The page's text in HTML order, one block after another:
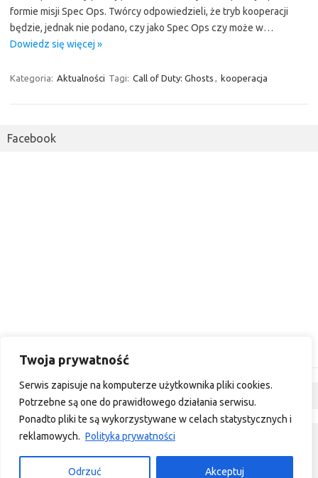
Twoja prywatność
Serwis zapisuje na komputerze użytkownika pliki cookies.
Potrzebne są one do prawidłowego działania serwisu.
Ponadto pliki te są wykorzystywane w celach statystycznych i
reklamowych. Polityka prywatności
Odrzuć Akceptuj
formie misji Spec Ops. Twórcy odpowiedzieli, że tryb kooperacji
będzie, jednak nie podano, czy jako Spec Ops czy może w…
Dowiedz się więcej »
Kategoria: Aktualności Tagi: Call of Duty: Ghosts kooperacja
Facebook
Dyskusja